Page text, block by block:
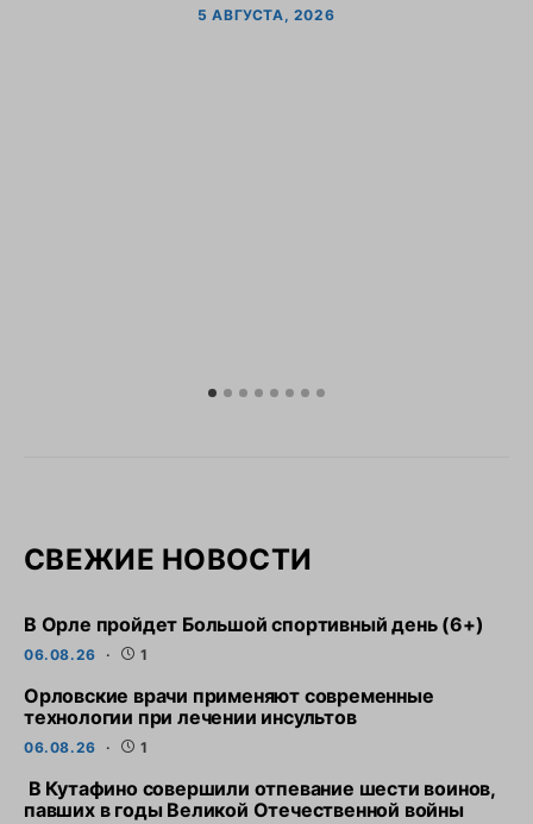
5 АВГУСТА, 2026
СВЕЖИЕ НОВОСТИ
В Орле пройдет Большой спортивный день (6+)
06.08.26 1
Орловские врачи применяют современные
технологии при лечении инсультов
06.08.26 1
В Кутафино совершили отпевание шести воинов,
павших в годы Великой Отечественной войны